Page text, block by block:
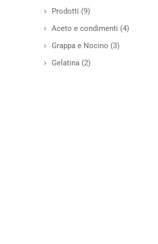
Prodotti (9)
Aceto e condimenti (4)
Grappa e Nocino (3)
Gelatina (2)